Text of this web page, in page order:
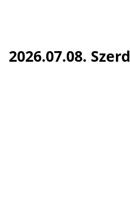
2026.07.08.